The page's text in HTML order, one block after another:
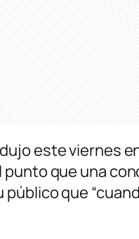
este viernes
que una
que